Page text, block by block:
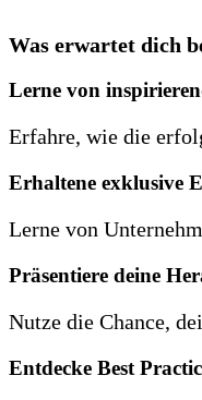
Was erwartet dich
Lerne von
Erfahre, wie die
Erhaltene exklusive
Lerne von
Präsentiere deine
Nutze die Chance,
Entdecke Best